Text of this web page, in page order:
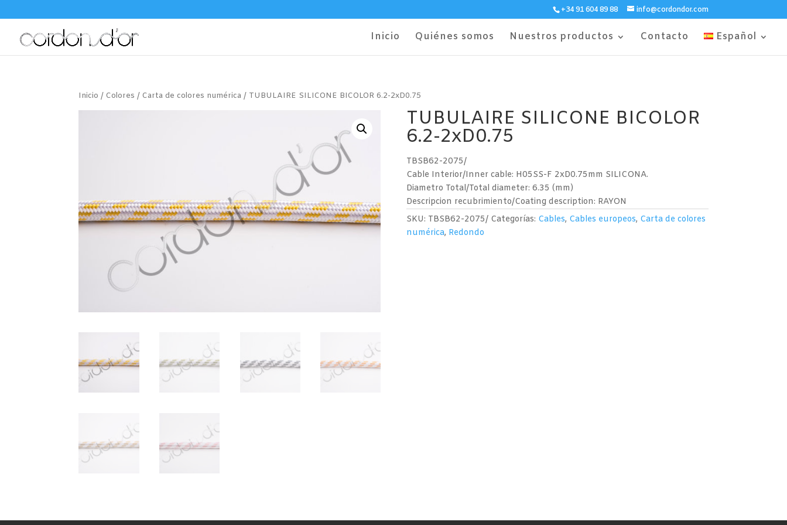
+34 91 604 89 88 info@cordondor.com
Inicio Quiénes somos Nuestros productos Contacto Español
Inicio /Colores /Carta de colores numérica / TUBULAIRE SILICONE BICOLOR 6.2-2xD0.75
TUBULAIRE SILICONE BICOLOR
6.2-2xD0.75
TBSB62-2075/
Cable Interior/Inner cable: H05SS-F 2xD0.75mm SILICONA.
Diametro Total/Total diameter: 6.35 (mm)
Descripcion recubrimiento/Coating description: RAYON
SKU: TBSB62-2075/ Categorías: Cables, Cables europeos, Carta de colores
numérica, Redondo